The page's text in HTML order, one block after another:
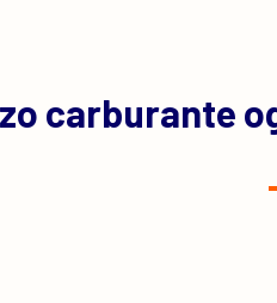
carburante